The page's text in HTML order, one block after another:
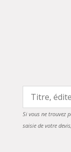
Si vous ne trouvez
saisie de votre